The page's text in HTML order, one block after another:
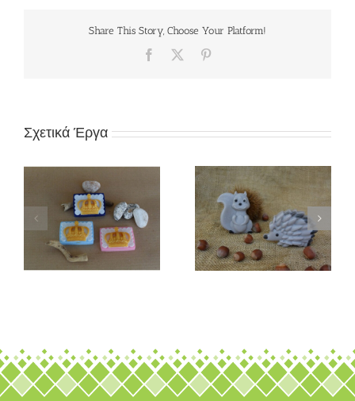
Share This Story, Choose Your Platform!
Facebook
Σχετικά Έργα
Π98Μ «Ζωάκια
δάσους»
Π97Μ «Ουράνιο τόξο»